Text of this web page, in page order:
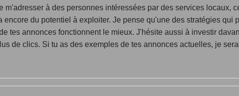
m'adresser à des personnes intéressées par des services locaux,
du potentiel à exploiter. Je pense qu'une des stratégies qui
tes annonces fonctionnent le mieux. J'hésite aussi à investir
de clics. Si tu as des exemples de tes annonces actuelles, je